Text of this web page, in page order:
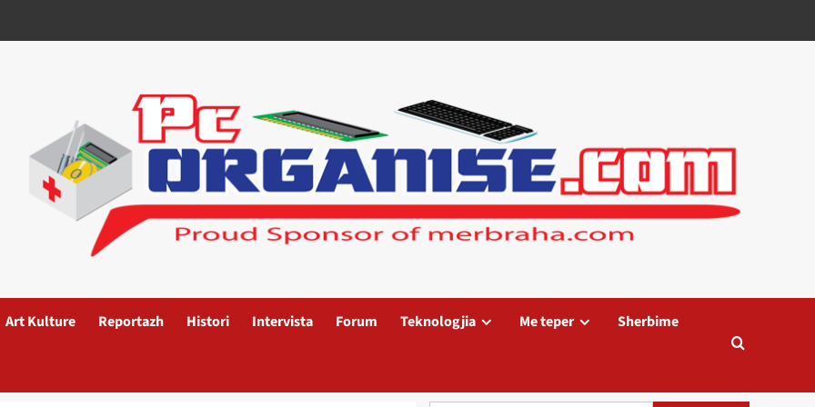
Art Kulture Reportazh Histori Intervista Forum Teknologjia Me teper Sherbime